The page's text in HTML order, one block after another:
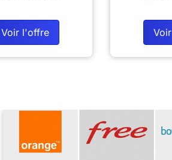
Voir l'offre